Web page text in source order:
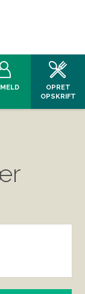
OPRET
OPSKRIFT